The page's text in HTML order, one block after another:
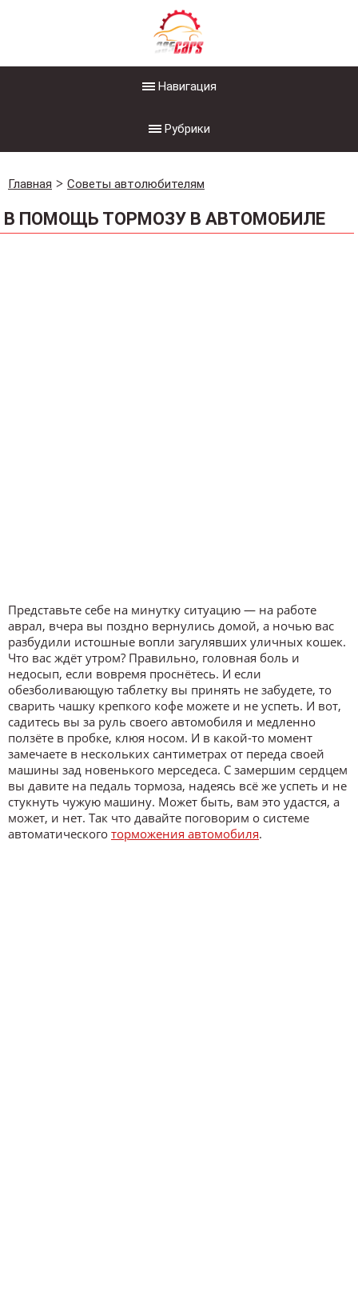
Навигация
Рубрики
Главная Советы автолюбителям
В ПОМОЩЬ ТОРМОЗУ В АВТОМОБИЛЕ
Представьте себе на минутку ситуацию — на работе
аврал, вчера вы поздно вернулись домой, а ночью вас
разбудили истошные вопли загулявших уличных кошек.
Что вас ждёт утром? Правильно, головная боль и
недосып, если вовремя проснётесь. И если
обезболивающую таблетку вы принять не забудете, то
сварить чашку крепкого кофе можете и не успеть. И вот,
садитесь вы за руль своего автомобиля и медленно
ползёте в пробке, клюя носом. И в какой-то момент
замечаете в нескольких сантиметрах от переда своей
машины зад новенького мерседеса. С замершим сердцем
вы давите на педаль тормоза, надеясь всё же успеть и не
стукнуть чужую машину. Может быть, вам это удастся, а
может, и нет. Так что давайте поговорим о системе
автоматического торможения автомобиля.